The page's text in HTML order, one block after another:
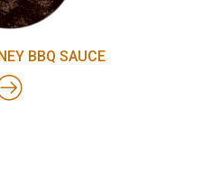
BBQ SAUCE